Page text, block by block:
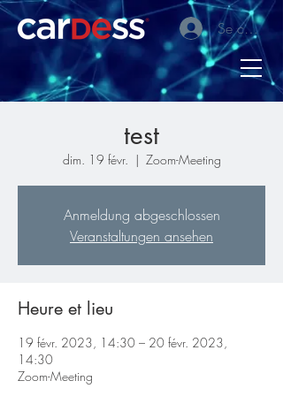
Se connecter
test
dim. 19 févr.
  |
Zoom-Meeting
Anmeldung abgeschlossen
Veranstaltungen ansehen
Heure et lieu
19 févr. 2023, 14:30 – 20 févr. 2023,
14:30
Zoom-Meeting